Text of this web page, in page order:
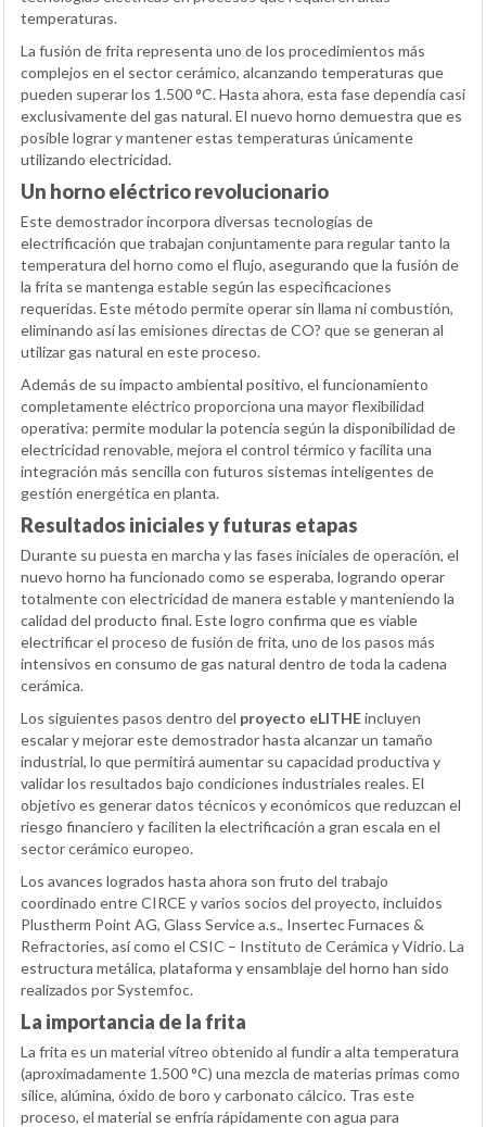
temperaturas.
La fusión de frita representa uno de los procedimientos más
complejos en el sector cerámico, alcanzando temperaturas que
pueden superar los 1.500 °C. Hasta ahora, esta fase dependía casi
exclusivamente del gas natural. El nuevo horno demuestra que es
posible lograr y mantener estas temperaturas únicamente
utilizando electricidad.
Un horno eléctrico revolucionario
Este demostrador incorpora diversas tecnologías de
electrificación que trabajan conjuntamente para regular tanto la
temperatura del horno como el flujo, asegurando que la fusión de
la frita se mantenga estable según las especificaciones
requeridas. Este método permite operar sin llama ni combustión,
eliminando así las emisiones directas de CO? que se generan al
utilizar gas natural en este proceso.
Además de su impacto ambiental positivo, el funcionamiento
completamente eléctrico proporciona una mayor flexibilidad
operativa: permite modular la potencia según la disponibilidad de
electricidad renovable, mejora el control térmico y facilita una
integración más sencilla con futuros sistemas inteligentes de
gestión energética en planta.
Resultados iniciales y futuras etapas
Durante su puesta en marcha y las fases iniciales de operación, el
nuevo horno ha funcionado como se esperaba, logrando operar
totalmente con electricidad de manera estable y manteniendo la
calidad del producto final. Este logro confirma que es viable
electrificar el proceso de fusión de frita, uno de los pasos más
intensivos en consumo de gas natural dentro de toda la cadena
cerámica.
Los siguientes pasos dentro del proyecto eLITHEincluyen
escalar y mejorar este demostrador hasta alcanzar un tamaño
industrial, lo que permitirá aumentar su capacidad productiva y
validar los resultados bajo condiciones industriales reales. El
objetivo es generar datos técnicos y económicos que reduzcan el
riesgo financiero y faciliten la electrificación a gran escala en el
sector cerámico europeo.
Los avances logrados hasta ahora son fruto del trabajo
coordinado entre CIRCE y varios socios del proyecto, incluidos
Plustherm Point AG, Glass Service a.s., Insertec Furnaces &
Refractories, así como el CSIC – Instituto de Cerámica y Vidrio. La
estructura metálica, plataforma y ensamblaje del horno han sido
realizados por Systemfoc.
La importancia de la frita
La frita es un material vítreo obtenido al fundir a alta temperatura
(aproximadamente 1.500 °C) una mezcla de materias primas como
sílice, alúmina, óxido de boro y carbonato cálcico. Tras este
proceso, el material se enfría rápidamente con agua para